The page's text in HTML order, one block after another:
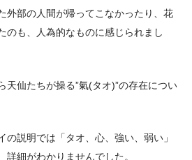
外部の人間が帰ってこなかったり、花
のも、人為的なものに感じられまし
天仙たちが操る”氣(タオ)”の存在につい
の説明では「タオ、心、強い、弱い」
詳細がわかりませんでした。